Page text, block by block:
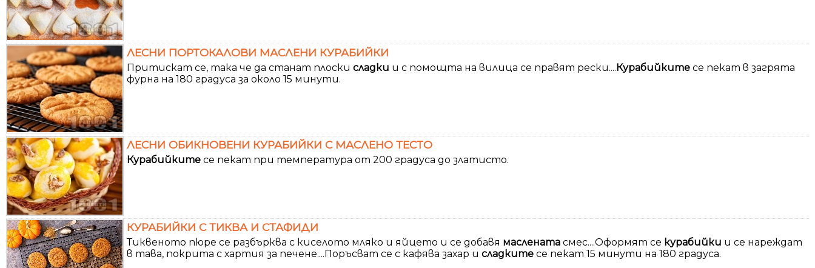
ЛЕСНИ ПОРТОКАЛОВИ МАСЛЕНИ КУРАБИЙКИ
Притискат се, така че да станат плоски сладки и с помощта на вилица се правят рески....Курабийките се пекат в загрята
фурна на 180 градуса за около 15 минути.
ЛЕСНИ ОБИКНОВЕНИ КУРАБИЙКИ С МАСЛЕНО ТЕСТО
Курабийките се пекат при температура от 200 градуса до златисто.
КУРАБИЙКИ С ТИКВА И СТАФИДИ
Тиквеното пюре се разбърква с киселото мляко и яйцето и се добавя маслената смес....Оформят се курабийки и се нареждат
в тава, покрита с хартия за печене....Поръсват се с кафява захар и сладките се пекат 15 минути на 180 градуса.